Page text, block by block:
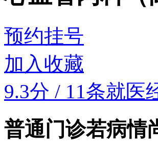
预约挂号
加入收藏
9.3分 / 11条就医
普通门诊若病情